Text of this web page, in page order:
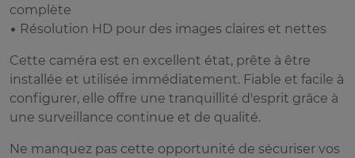
complète
• Résolution HD pour des images claires et nettes
Cette caméra est en excellent état, prête à être
installée et utilisée immédiatement. Fiable et facile à
configurer, elle offre une tranquillité d'esprit grâce à
une surveillance continue et de qualité.
Ne manquez pas cette opportunité de sécuriser vos